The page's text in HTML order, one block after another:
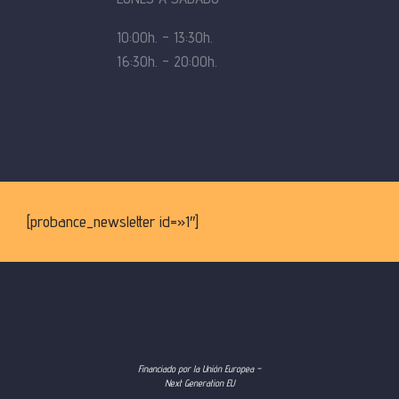
10:00h. – 13:30h.
16:30h. – 20:00h.
[probance_newsletter id=»1″]
Financiado por la Unión Europea –
Next Generation EU